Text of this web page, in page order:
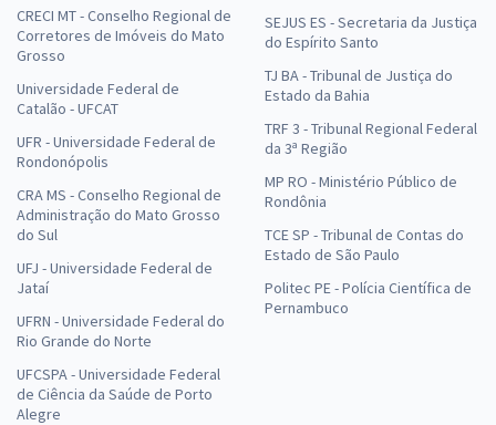
CRECI MT - Conselho Regional de
Corretores de Imóveis do Mato
Grosso
Universidade Federal de
Catalão - UFCAT
UFR - Universidade Federal de
Rondonópolis
CRA MS - Conselho Regional de
Administração do Mato Grosso
do Sul
UFJ - Universidade Federal de
Jataí
UFRN - Universidade Federal do
Rio Grande do Norte
UFCSPA - Universidade Federal
de Ciência da Saúde de Porto
Alegre
SEJUS ES - Secretaria da Justiça
do Espírito Santo
TJ BA - Tribunal de Justiça do
Estado da Bahia
TRF 3 - Tribunal Regional Federal
da 3ª Região
MP RO - Ministério Público de
Rondônia
TCE SP - Tribunal de Contas do
Estado de São Paulo
Politec PE - Polícia Científica de
Pernambuco